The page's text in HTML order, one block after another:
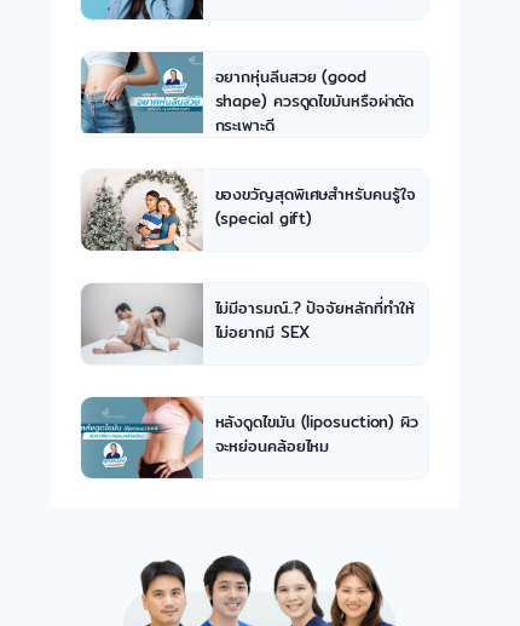
อยากหุ่นลีนสวย (good
shape) ควรดูดไขมันหรือผ่าตัด
กระเพาะดี
ของขวัญสุดพิเศษสำหรับคนรู้ใจ
(special gift)
ไม่มีอารมณ์..? ปัจจัยหลักที่ทำให้
ไม่อยากมี SEX
หลังดูดไขมัน (liposuction) ผิว
จะหย่อนคล้อยไหม